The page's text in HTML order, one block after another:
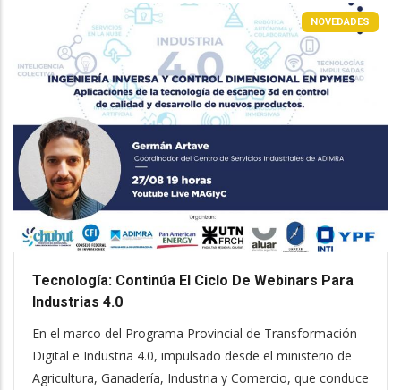
NOVEDADES
Tecnología: Continúa El Ciclo De Webinars Para
Industrias 4.0
En el marco del Programa Provincial de Transformación
Digital e Industria 4.0, impulsado desde el ministerio de
Agricultura, Ganadería, Industria y Comercio, que conduce